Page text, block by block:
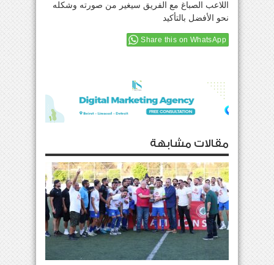
اللاعب الصباغ مع الفريق سيغير من صورته وشكله
نحو الأفضل بالتأكيد
Share this on WhatsApp
مقالات مشابهة